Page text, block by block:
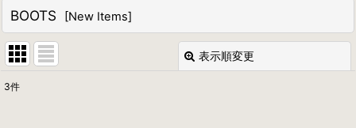
BOOTS [New Items]
表示順変更
3件